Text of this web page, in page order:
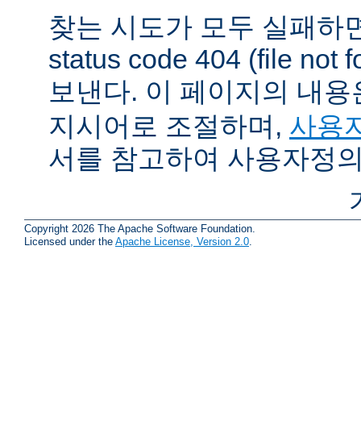
찾는 시도가 모두 실패하
status code 404 (file not
보낸다. 이 페이지의 내
지시어로 조절하며, 사용
서를 참고하여 사용자정
Copyright 2026 The Apache Software Foundation.
Licensed under the Apache License, Version 2.0